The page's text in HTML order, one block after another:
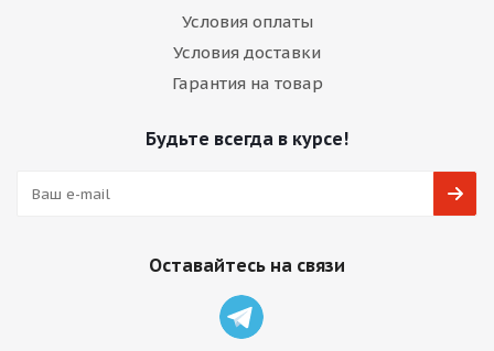
Условия оплаты
Условия доставки
Гарантия на товар
Будьте всегда в курсе!
Оставайтесь на связи